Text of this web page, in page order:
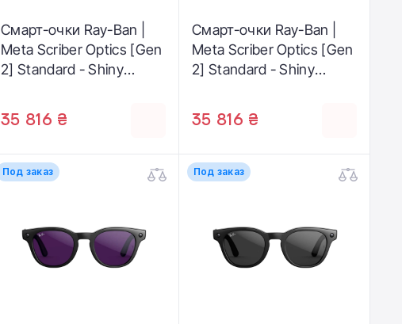
Смарт-очки Ray-Ban |
Meta Scriber Optics [Gen
2] Standard - Shiny
Transitions
35 816 ₴
Смарт-очки Ray-Ban |
Meta Scriber Optics [Gen
2] Standard - Shiny
Transitions
35 816 ₴
Под заказ Под заказ